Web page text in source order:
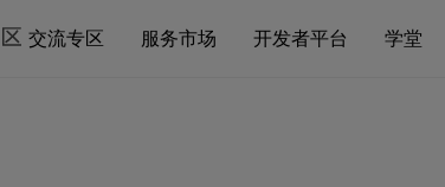
交流专区 服务市场 开发者平台 学堂